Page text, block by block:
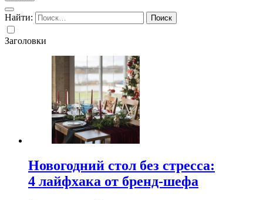
Найти:
Заголовки
Новогодний стол без стресса:
4 лайфхака от бренд-шефа